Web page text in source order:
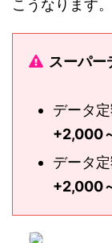
こうなります。
スーパー
データ
+2,000
データ
+2,000